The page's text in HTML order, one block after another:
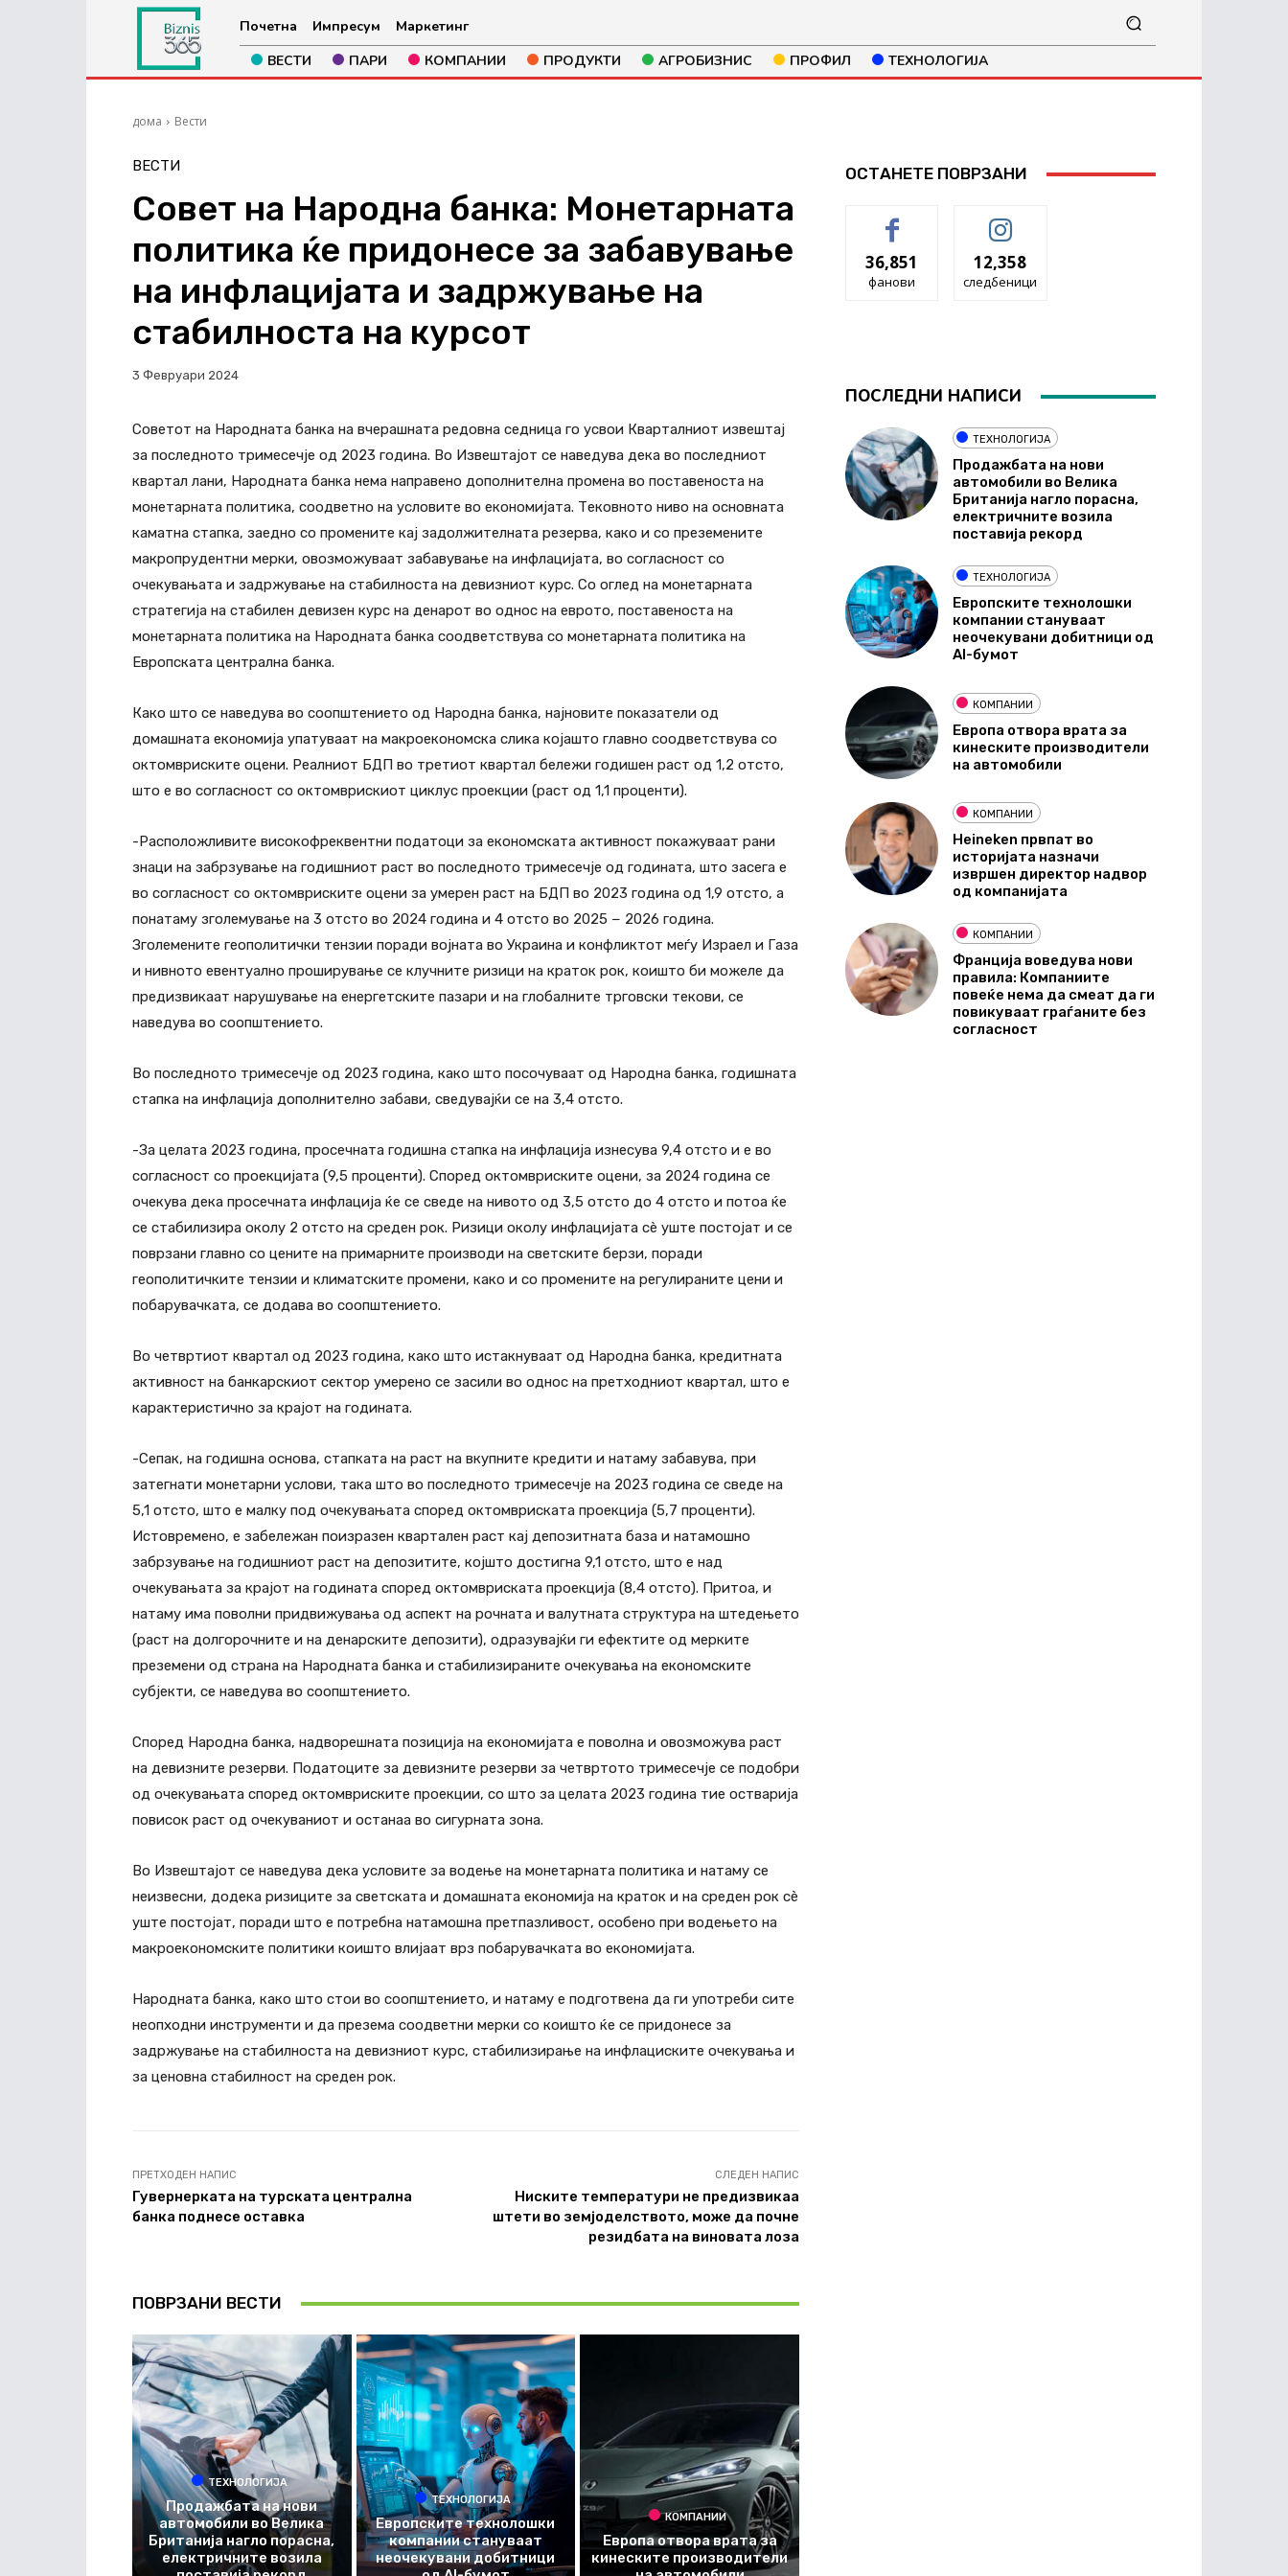
Почетна Импресум
Маркетинг
ВЕСТИ
ПАРИ КОМПАНИИ ПРОДУКТИ АГРОБИЗНИС ПРОФИЛ ТЕХНОЛОГИЈА
дома Вести
ВЕСТИ
Совет на Народна банка: Монетарната
политика ќе придонесе за забавување
на инфлацијата и задржување на
стабилноста на курсот
3 Февруари 2024
Советот на Народната банка на вчерашната редовна седница го усвои Кварталниот извештај
за последното тримесечје од 2023 година. Во Извештајот се наведува дека во последниот
квартал лани, Народната банка нема направено дополнителна промена во поставеноста на
монетарната политика, соодветно на условите во економијата. Тековното ниво на основната
каматна стапка, заедно со промените кај задолжителната резерва, како и со преземените
макропрудентни мерки, овозможуваат забавување на инфлацијата, во согласност со
очекувањата и задржување на стабилноста на девизниот курс. Со оглед на монетарната
стратегија на стабилен девизен курс на денарот во однос на еврото, поставеноста на
монетарната политика на Народната банка соодветствува со монетарната политика на
Европската централна банка.
Како што се наведува во соопштението од Народна банка, најновите показатели од
домашната економија упатуваат на макроекономска слика којашто главно соодветствува со
октомвриските оцени. Реалниот БДП во третиот квартал бележи годишен раст од 1,2 отсто,
што е во согласност со октомврискиот циклус проекции (раст од 1,1 проценти).
-Расположливите високофреквентни податоци за економската активност покажуваат рани
знаци на забрзување на годишниот раст во последното тримесечје од годината, што засега е
во согласност со октомвриските оцени за умерен раст на БДП во 2023 година од 1,9 отсто, а
понатаму зголемување на 3 отсто во 2024 година и 4 отсто во 2025 − 2026 година.
Зголемените геополитички тензии поради војната во Украина и конфликтот меѓу Израел и Газа
и нивното евентуално проширување се клучните ризици на краток рок, коишто би можеле да
предизвикаат нарушување на енергетските пазари и на глобалните трговски текови, се
наведува во соопштението.
Во последното тримесечје од 2023 година, како што посочуваат од Народна банка, годишната
стапка на инфлација дополнително забави, сведувајќи се на 3,4 отсто.
-За целата 2023 година, просечната годишна стапка на инфлација изнесува 9,4 отсто и е во
согласност со проекцијата (9,5 проценти). Според октомвриските оцени, за 2024 година се
очекува дека просечната инфлација ќе се сведе на нивото од 3,5 отсто до 4 отсто и потоа ќе
се стабилизира околу 2 отсто на среден рок. Ризици околу инфлацијата сè уште постојат и се
поврзани главно со цените на примарните производи на светските берзи, поради
геополитичките тензии и климатските промени, како и со промените на регулираните цени и
побарувачката, се додава во соопштението.
Во четвртиот квартал од 2023 година, како што истакнуваат од Народна банка, кредитната
активност на банкарскиот сектор умерено се засили во однос на претходниот квартал, што е
карактеристично за крајот на годината.
-Сепак, на годишна основа, стапката на раст на вкупните кредити и натаму забавува, при
затегнати монетарни услови, така што во последното тримесечје на 2023 година се сведе на
5,1 отсто, што е малку под очекувањата според октомвриската проекција (5,7 проценти).
Истовремено, е забележан поизразен квартален раст кај депозитната база и натамошно
забрзување на годишниот раст на депозитите, којшто достигна 9,1 отсто, што е над
очекувањата за крајот на годината според октомвриската проекција (8,4 отсто). Притоа, и
натаму има поволни придвижувања од аспект на рочната и валутната структура на штедењето
(раст на долгорочните и на денарските депозити), одразувајќи ги ефектите од мерките
преземени од страна на Народната банка и стабилизираните очекувања на економските
субјекти, се наведува во соопштението.
Според Народна банка, надворешната позиција на економијата е поволна и овозможува раст
на девизните резерви. Податоците за девизните резерви за четвртото тримесечје се подобри
од очекувањата според октомвриските проекции, со што за целата 2023 година тие остварија
повисок раст од очекуваниот и останаа во сигурната зона.
Во Извештајот се наведува дека условите за водење на монетарната политика и натаму се
неизвесни, додека ризиците за светската и домашната економија на краток и на среден рок сѐ
уште постојат, поради што е потребна натамошна претпазливост, особено при водењето на
макроекономските политики коишто влијаат врз побарувачката во економијата.
Народната банка, како што стои во соопштението, и натаму е подготвена да ги употреби сите
неопходни инструменти и да презема соодветни мерки со коишто ќе се придонесе за
задржување на стабилноста на девизниот курс, стабилизирање на инфлациските очекувања и
за ценовна стабилност на среден рок.
ПРЕТХОДЕН НАПИС
Гувернерката на турската централна
банка поднесе оставка
СЛЕДЕН НАПИС
Ниските температури не предизвикаа
штети во земјоделството, може да почне
резидбата на виновата лоза
ПОВРЗАНИ ВЕСТИ
ТЕХНОЛОГИЈА
Продажбата на нови
автомобили во Велика
Британија нагло порасна,
електричните возила
ТЕХНОЛОГИЈА
Европските технолошки
компании стануваат
неочекувани добитници
КОМПАНИИ
Европа отвора врата за
кинеските производители
ОСТАНЕТЕ ПОВРЗАНИ
36,851
фанови
12,358
следбеници
ПОСЛЕДНИ НАПИСИ
ТЕХНОЛОГИЈА
Продажбата на нови
автомобили во Велика
Британија нагло порасна,
електричните возила
поставија рекорд
ТЕХНОЛОГИЈА
Европските технолошки
компании стануваат
неочекувани добитници од
AI-бумот
КОМПАНИИ
Европа отвора врата за
кинеските производители
на автомобили
КОМПАНИИ
Heineken првпат во
историјата назначи
извршен директор надвор
од компанијата
КОМПАНИИ
Франција воведува нови
правила: Компаниите
повеќе нема да смеат да ги
повикуваат граѓаните без
согласност